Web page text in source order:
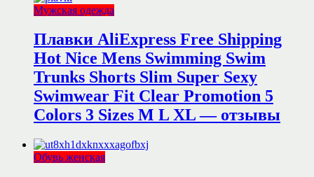
Мужская одежда
Плавки AliExpress Free Shipping
Hot Nice Mens Swimming Swim
Trunks Shorts Slim Super Sexy
Swimwear Fit Clear Promotion 5
Colors 3 Sizes M L XL — отзывы
Обувь женская